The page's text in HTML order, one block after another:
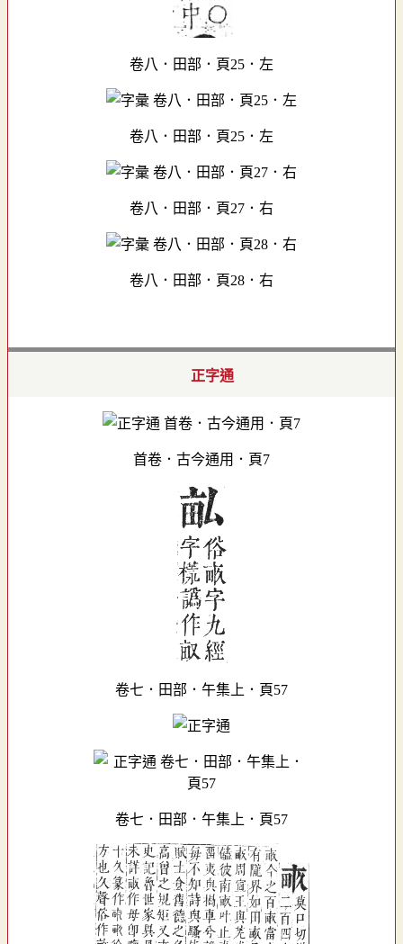
卷八．田部．頁25．左
卷八．田部．頁25．左
卷八．田部．頁27．右
卷八．田部．頁28．右
正字通
首卷．古今通用．頁7
卷七．田部．午集上．頁57
卷七．田部．午集上．頁57